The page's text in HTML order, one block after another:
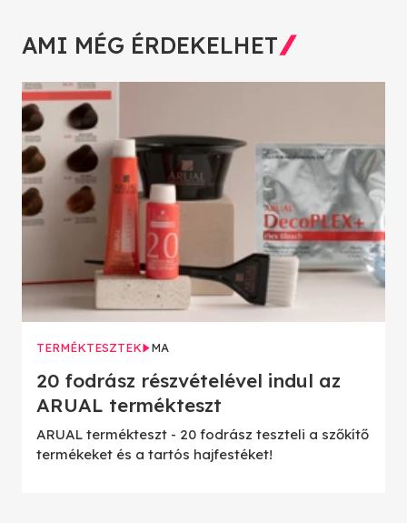
AMI MÉG ÉRDEKELHET
TERMÉKTESZTEK MA
20 fodrász részvételével indul az
ARUAL termékteszt
ARUAL termékteszt - 20 fodrász teszteli a szőkítő
termékeket és a tartós hajfestéket!